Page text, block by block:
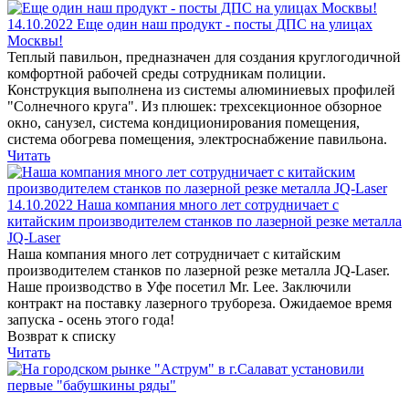
14.10.2022 Еще один наш продукт - посты ДПС на улицах
Москвы!
Теплый павильон, предназначен для создания круглогодичной
комфортной рабочей среды сотрудникам полиции.
Конструкция выполнена из системы алюминиевых профилей
"Солнечного круга". Из плюшек: трехсекционное обзорное
окно, санузел, система кондиционирования помещения,
система обогрева помещения, электроснабжение павильона.
Читать
14.10.2022 Наша компания много лет сотрудничает с
китайским производителем станков по лазерной резке металла
JQ-Laser
Наша компания много лет сотрудничает с китайским
производителем станков по лазерной резке металла JQ-Laser.
Наше производство в Уфе посетил Mr. Lee. Заключили
контракт на поставку лазерного трубореза. Ожидаемое время
запуска - осень этого года!
Возврат к списку
Читать